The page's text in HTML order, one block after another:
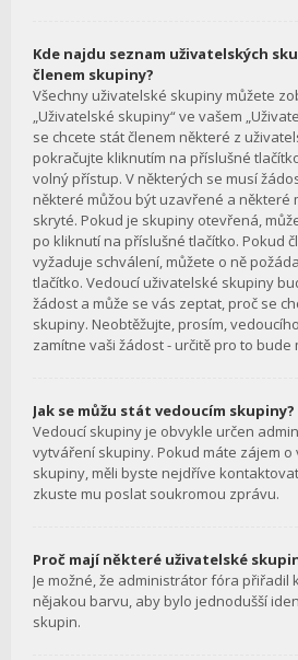
Kde najdu seznam uživatelských
členem skupiny?
Všechny uživatelské skupiny můžete
„Uživatelské skupiny“ ve vašem
se chcete stát členem některé z
pokračujte kliknutím na příslušné
volný přístup. V některých se musí
některé můžou být uzavřené a některé
skryté. Pokud je skupiny otevřená,
po kliknutí na příslušné tlačítko. Pokud
vyžaduje schválení, můžete o ně
tlačítko. Vedoucí uživatelské skupiny
žádost a může se vás zeptat, proč se
skupiny. Neobtěžujte, prosím,
zamítne vaši žádost - určitě pro to bude
Jak se můžu stát vedoucím skupiny?
Vedoucí skupiny je obvykle určen
vytváření skupiny. Pokud máte zájem
skupiny, měli byste nejdříve
zkuste mu poslat soukromou zprávu.
Proč mají některé uživatelské
Je možné, že administrátor fóra přiřadil
nějakou barvu, aby bylo jednodušší
skupin.